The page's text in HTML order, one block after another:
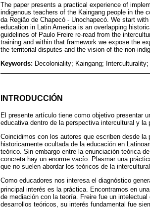
The paper presents a practical experience of
indigenous teachers of the Kaingang people in the
da Região de Chapecó - Unochapecó. We start
education in Latin America is an overlapping
guidelines of Paulo Freire re-read from the
training and within that framework we expose the
the territorial disputes and the vision of the non-
Keywords: Decoloniality; Kaingang;
INTRODUCCIÓN
El presente artículo tiene como objetivo presentar
educativa dentro de la perspectiva intercultural y la
Coincidimos con los autores que escriben desde
historicamente ocultada de la educación en
teórico. Sin embargo entre la enunciación teórica
concreta hay un enorme vacío. Plasmar una
que no suelen abordar los teóricos de la
Como educadores nos interesa el diagnóstico
principal interés es la práctica. Encontramos en
de mediación con la teoría. Freire fue un
desarrollos teóricos, su interés fundamental fue